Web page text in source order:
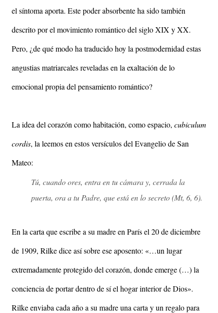
el síntoma aporta. Este poder absorbente ha sido también
descrito por el movimiento romántico del siglo XIX y XX.
Pero, ¿de qué modo ha traducido hoy la postmodernidad estas
angustias matriarcales reveladas en la exaltación de lo
emocional propia del pensamiento romántico?
La idea del corazón como habitación, como espacio, cubiculum
cordis, la leemos en estos versículos del Evangelio de San
Mateo:
Tú, cuando ores, entra en tu cámara y, cerrada la
puerta, ora a tu Padre, que está en lo secreto (Mt, 6, 6).
En la carta que escribe a su madre en París el 20 de diciembre
de 1909, Rilke dice así sobre ese aposento: «…un lugar
extremadamente protegido del corazón, donde emerge (…) la
conciencia de portar dentro de sí el hogar interior de Dios».
Rilke enviaba cada año a su madre una carta y un regalo para